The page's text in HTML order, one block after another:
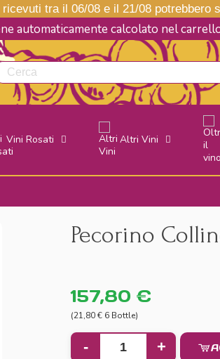
tra il 06/08 e il 21/08 potrebbero
automaticamente calcolato nel
Vini Rosati Altri Vini
Pecorino
157,80 €
(21,80 € 6 Bottle)
- +